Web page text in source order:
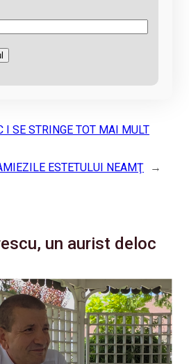
I SE STRINGE TOT MAI MULT
ESTETULUI NEAMŢ
→
un aurist deloc